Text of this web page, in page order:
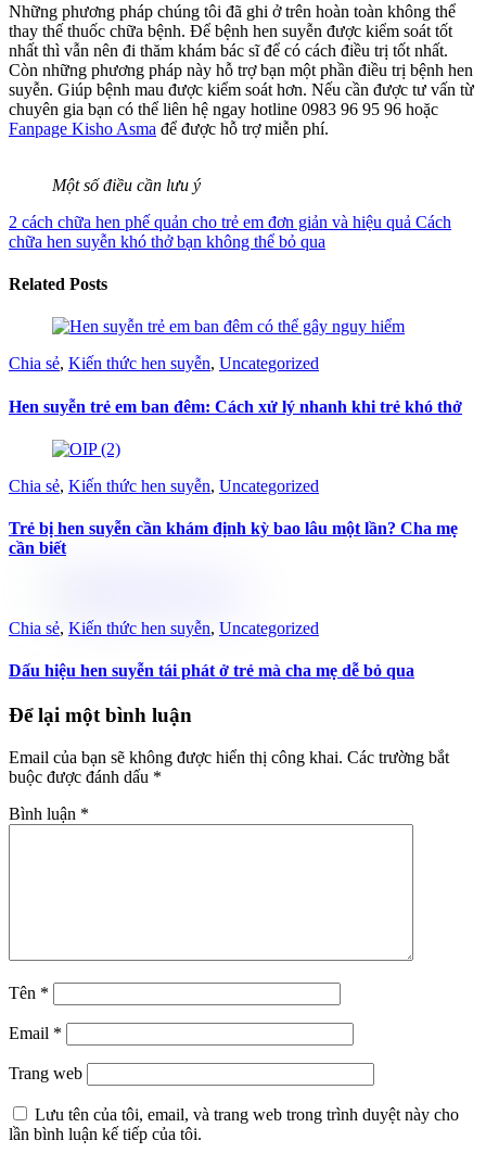
Những phương pháp chúng tôi đã ghi ở trên hoàn toàn không thể
thay thế thuốc chữa bệnh. Để bệnh hen suyễn được kiểm soát tốt
nhất thì vẫn nên đi thăm khám bác sĩ để có cách điều trị tốt nhất.
Còn những phương pháp này hỗ trợ bạn một phần điều trị bệnh hen
suyễn. Giúp bệnh mau được kiểm soát hơn. Nếu cần được tư vấn từ
chuyên gia bạn có thể liên hệ ngay hotline 0983 96 95 96 hoặc
Fanpage Kisho Asma để được hỗ trợ miễn phí.
Một số điều cần lưu ý
2 cách chữa hen phế quản cho trẻ em đơn giản và hiệu quả Cách
chữa hen suyễn khó thở bạn không thể bỏ qua
Related Posts
Chia sẻ, Kiến thức hen suyễn, Uncategorized
Hen suyễn trẻ em ban đêm: Cách xử lý nhanh khi trẻ khó thở
Chia sẻ, Kiến thức hen suyễn, Uncategorized
Trẻ bị hen suyễn cần khám định kỳ bao lâu một lần? Cha mẹ
cần biết
Chia sẻ, Kiến thức hen suyễn, Uncategorized
Dấu hiệu hen suyễn tái phát ở trẻ mà cha mẹ dễ bỏ qua
Để lại một bình luận
Email của bạn sẽ không được hiển thị công khai. Các trường bắt
buộc được đánh dấu *
Bình luận *
Tên *
Email *
Trang web
Lưu tên của tôi, email, và trang web trong trình duyệt này cho
lần bình luận kế tiếp của tôi.